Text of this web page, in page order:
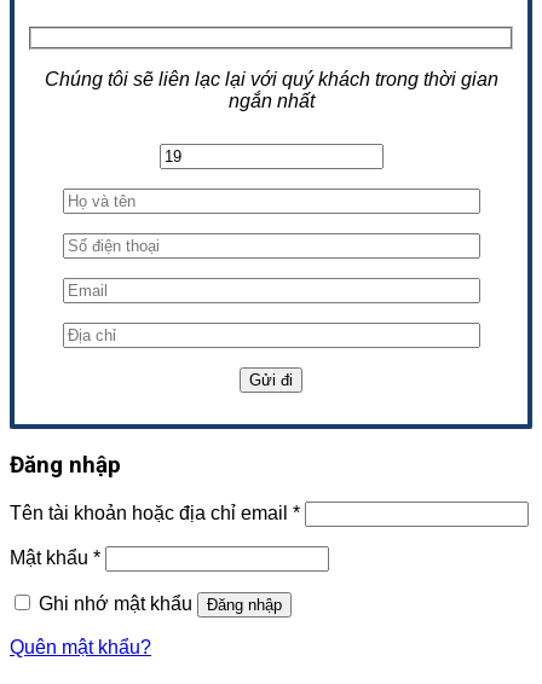
Chúng tôi sẽ liên lạc lại với quý khách trong thời gian
ngắn nhất
Đăng nhập
Tên tài khoản hoặc địa chỉ email *
Mật khẩu *
Ghi nhớ mật khẩu Đăng nhập
Quên mật khẩu?